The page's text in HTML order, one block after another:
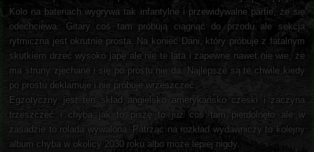
Kolo na bateriach wygrywa tak infantylne i przewidywalne partie, że się
odechciewa. Gitary coś tam próbują ciągnąć do przodu ale sekcja
rytmiczna jest okrutnie prosta. Na koniec Dani, który próbuje z fatalnym
skutkiem drzeć wysoko japę ale nie te lata i zapewne nawet nie wie, że
ma struny zjechane i się po prostu nie da. Najlepsze są te chwile kiedy
po prostu deklamuje i nie próbuje wrzeszczeć.
Egzotyczny jest ten skład angielsko amerykańsko czeski i zaczyna
trzeszczeć i chyba jak to piszę to już coś tam pierdolnęło ale w
zasadzie to rolada wywalona. Patrząc na rozkład wydawniczy to kolejny
album chyba w okolicy 2030 roku albo może lepiej nigdy.